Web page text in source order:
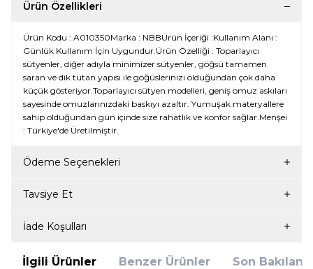
Ürün Özellikleri
Ürün Kodu : A010350Marka : NBBÜrün İçeriği :Kullanım Alanı :
Günlük Kullanım İçin Uygundur.Ürün Özelliği : Toparlayıcı
sütyenler, diğer adıyla minimizer sütyenler, göğsü tamamen
saran ve dik tutan yapısı ile göğüslerinizi olduğundan çok daha
küçük gösteriyor.Toparlayıcı sütyen modelleri, geniş omuz askıları
sayesinde omuzlarınızdaki baskıyı azaltır. Yumuşak materyallere
sahip olduğundan gün içinde size rahatlık ve konfor sağlar.Menşei
: Türkiye'de Üretilmiştir.
Ödeme Seçenekleri
Tavsiye Et
İade Koşulları
İlgili Ürünler Benzer Ürünler Son